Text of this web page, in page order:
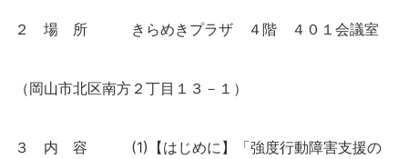
２ 場 所 きらめきプラザ ４階 ４０１会議室
（岡山市北区南方２丁目１３－１）
３ 内 容 (1)【はじめに】「強度行動障害支援の